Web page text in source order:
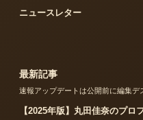
ニュースレター
最新記事
速報アップデートは公開前に編集デ
【2025年版】丸田佳奈のプ